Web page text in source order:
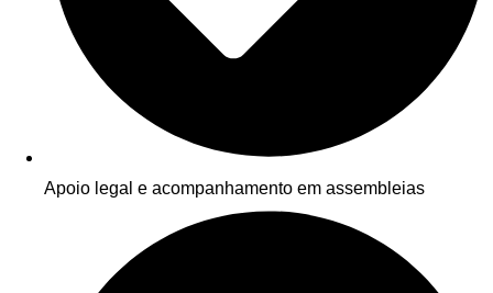
Apoio legal e acompanhamento em assembleias